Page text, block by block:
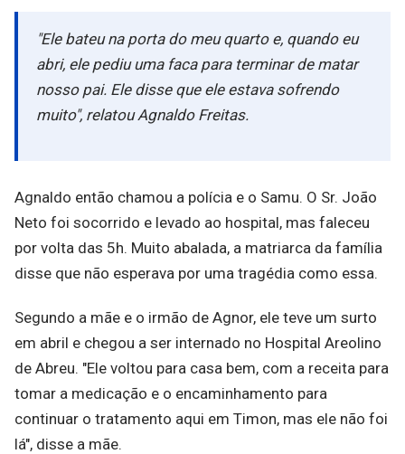
"Ele bateu na porta do meu quarto e, quando eu
abri, ele pediu uma faca para terminar de matar
nosso pai. Ele disse que ele estava sofrendo
muito", relatou Agnaldo Freitas.
Agnaldo então chamou a polícia e o Samu. O Sr. João
Neto foi socorrido e levado ao hospital, mas faleceu
por volta das 5h. Muito abalada, a matriarca da família
disse que não esperava por uma tragédia como essa.
Segundo a mãe e o irmão de Agnor, ele teve um surto
em abril e chegou a ser internado no Hospital Areolino
de Abreu. "Ele voltou para casa bem, com a receita para
tomar a medicação e o encaminhamento para
continuar o tratamento aqui em Timon, mas ele não foi
lá", disse a mãe.